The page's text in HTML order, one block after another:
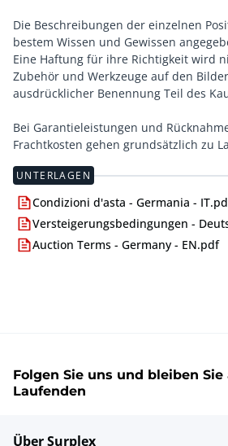
Die Beschreibungen der einzelnen
bestem Wissen und Gewissen
Eine Haftung für ihre Richtigkeit wird
Zubehör und Werkzeuge auf den
ausdrücklicher Benennung Teil des
Bei Garantieleistungen und
Frachtkosten gehen grundsätzlich zu
UNTERLAGEN
Condizioni d'asta - Germania -
Versteigerungsbedingungen -
Auction Terms - Germany - EN.pdf
Folgen Sie uns und bleiben
Laufenden
Über Surplex